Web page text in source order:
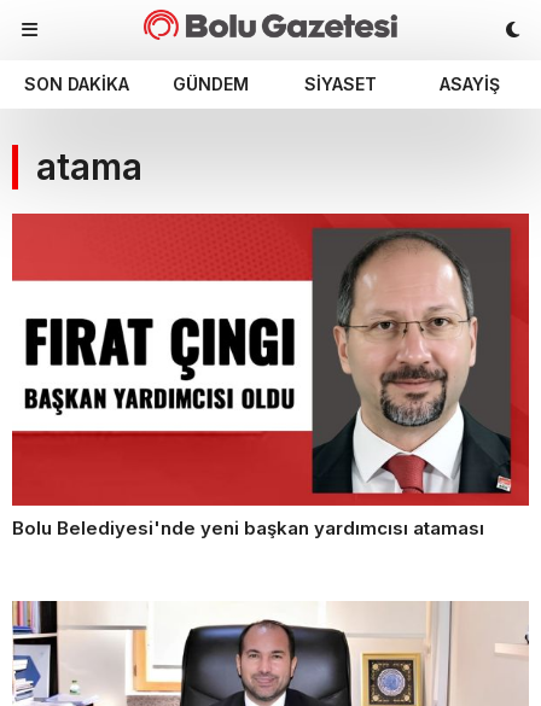
SON DAKIKA GÜNDEM SIYASET ASAYIŞ
atama
Bolu Belediyesi'nde yeni başkan yardımcısı ataması